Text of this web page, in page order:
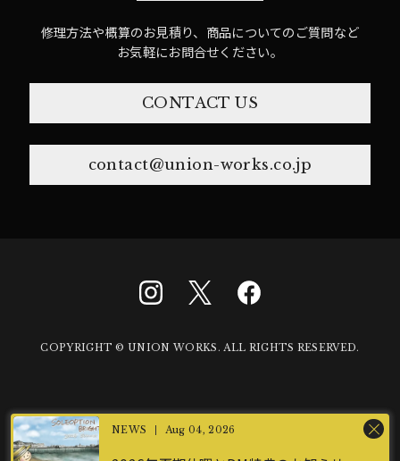
Aug 04, 2026
修理方法や概算のお見積り、商品についてのご質問など
お気軽にお問合せください。
CONTACT US
contact@union-works.co.jp
COPYRIGHT © UNION WORKS. ALL RIGHTS RESERVED.